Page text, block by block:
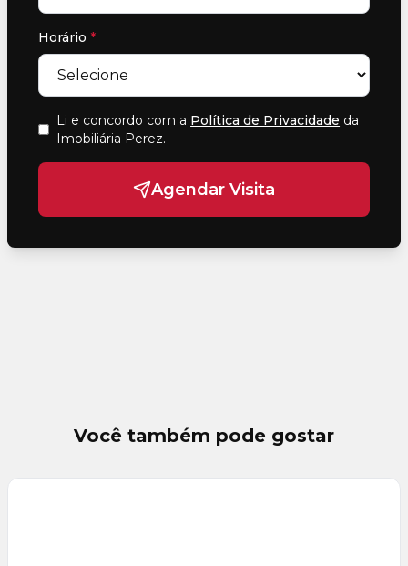
Horário *
Li e concordo com a Política de Privacidade da
Imobiliária Perez.
Agendar Visita
Você também pode gostar